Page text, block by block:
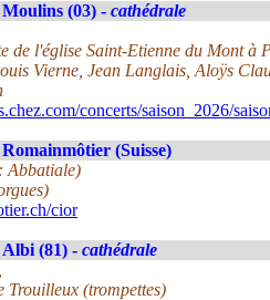
Moulins (03) - cathédrale
de l'église Saint-Etienne du Mont à
Vierne, Jean Langlais, Aloÿs
concerts/saison_2026/
Romainmôtier (Suisse)
Abbatiale)
cior
Albi (81) - cathédrale
Trouilleux (trompettes)